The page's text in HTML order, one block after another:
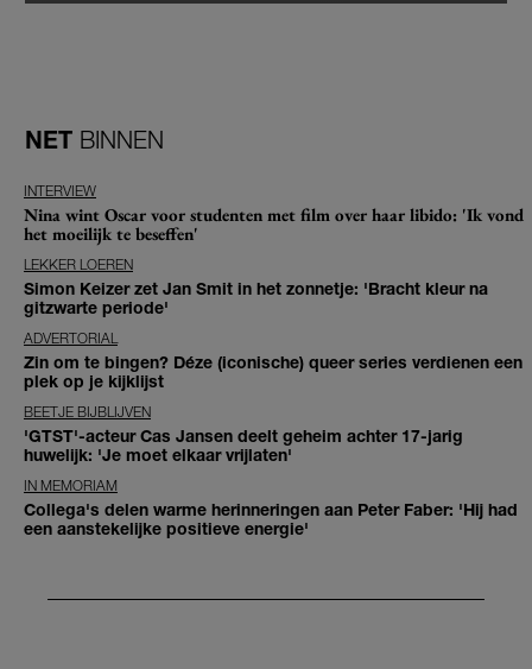
NET BINNEN
INTERVIEW
Nina wint Oscar voor studenten met film over haar libido: 'Ik vond
het moeilijk te beseffen'
LEKKER LOEREN
Simon Keizer zet Jan Smit in het zonnetje: 'Bracht kleur na
gitzwarte periode'
ADVERTORIAL
Zin om te bingen? Déze (iconische) queer series verdienen een
plek op je kijklijst
BEETJE BIJBLIJVEN
'GTST'-acteur Cas Jansen deelt geheim achter 17-jarig
huwelijk: 'Je moet elkaar vrijlaten'
IN MEMORIAM
Collega's delen warme herinneringen aan Peter Faber: 'Hij had
een aanstekelijke positieve energie'